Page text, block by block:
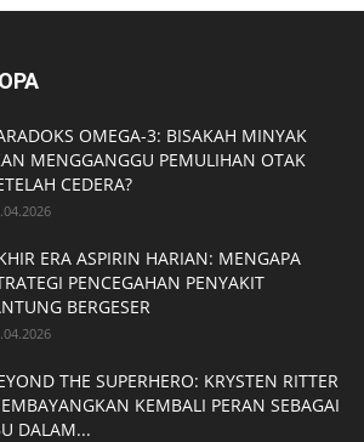
OMEGA-3: BISAKAH MINYAK
MENGGANGGU PEMULIHAN OTAK
CEDERA?
ERA ASPIRIN HARIAN: MENGAPA
PENCEGAHAN PENYAKIT
BERGESER
THE SUPERHERO: KRYSTEN RITTER
KEMBALI PERAN SEBAGAI
DALAM...